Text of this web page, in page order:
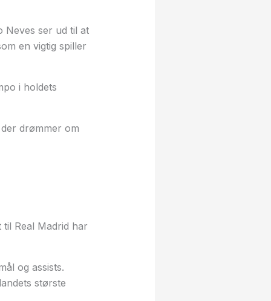
Neves ser ud til at
en vigtig spiller
i holdets
drømmer om
Real Madrid har
og assists.
største